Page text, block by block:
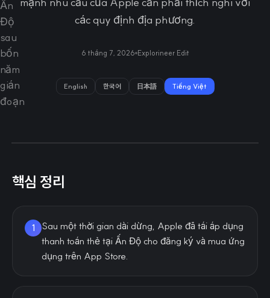
các quy định địa phương.
6 tháng 7, 2026 Explorineer Edit
English 한국어 日本語 Tiếng Việt
핵심 정리
1
Sau một thời gian dài dừng, Apple đã tái áp dụng
thanh toán thẻ tại Ấn Độ cho đăng ký và mua ứng
dụng trên App Store.